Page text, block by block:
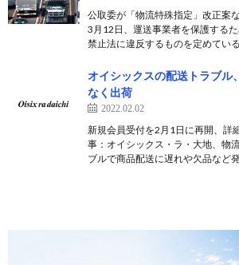
公取委が「物流特殊指定」改正案
3月12日、運送事業者を保護する
禁止法に違反するものを定めてい
オイシックスの配送トラブル
なく出荷
2022.02.02
新規会員受付を2月1日に再開、詳
事：オイシックス・ラ・大地、物
ブルで商品配送に遅れや欠品など